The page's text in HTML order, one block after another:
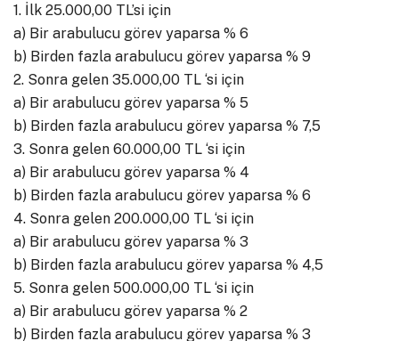
1. İlk 25.000,00 TL’si için
a) Bir arabulucu görev yaparsa % 6
b) Birden fazla arabulucu görev yaparsa % 9
2. Sonra gelen 35.000,00 TL ‘si için
a) Bir arabulucu görev yaparsa % 5
b) Birden fazla arabulucu görev yaparsa % 7,5
3. Sonra gelen 60.000,00 TL ‘si için
a) Bir arabulucu görev yaparsa % 4
b) Birden fazla arabulucu görev yaparsa % 6
4. Sonra gelen 200.000,00 TL ‘si için
a) Bir arabulucu görev yaparsa % 3
b) Birden fazla arabulucu görev yaparsa % 4,5
5. Sonra gelen 500.000,00 TL ‘si için
a) Bir arabulucu görev yaparsa % 2
b) Birden fazla arabulucu görev yaparsa % 3